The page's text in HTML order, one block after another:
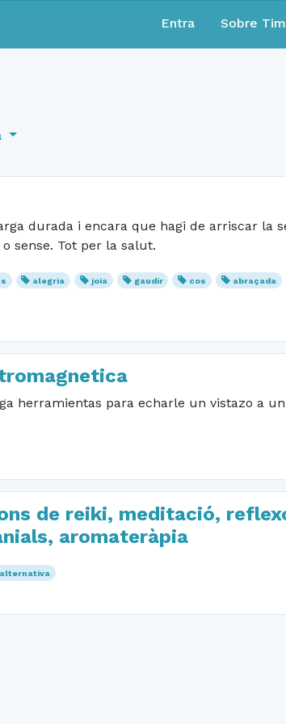
Entra Sobre
durada i encara que hagi de arriscar la
sense. Tot per la salut.
alegria joia gaudir cos abraçada
herramientas para echarle un vistazo a un
de reiki, meditació,
aromateràpia